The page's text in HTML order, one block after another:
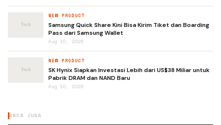
NEW PRODUCT
Samsung Quick Share Kini Bisa Kirim Tiket dan Boarding
Pass dari Samsung Wallet
Aug 10, 2026
NEW PRODUCT
SK Hynix Siapkan Investasi Lebih dari US$38 Miliar untuk
Pabrik DRAM dan NAND Baru
Aug 10, 2026
BACA JUGA